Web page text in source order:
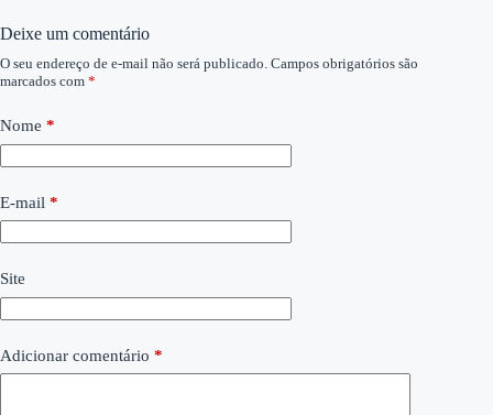
Deixe um comentário
O seu endereço de e-mail não será publicado. Campos obrigatórios são
marcados com *
Nome *
E-mail *
Site
Adicionar comentário *